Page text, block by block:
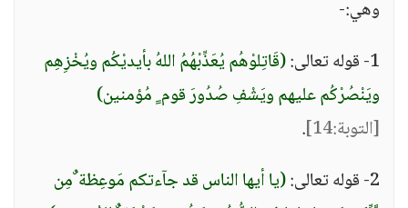
وهي:-
1- قوله تعالى:
(قَاتِلوْهُم يُعَذِّبْهُمُ اللهُ بأيديْكُم ويُخْزِهِم
ويَنْصُرْكُم عليهم ويَشْفِ صُدُورَ قوم ٍ مُؤمنين)
[التوبة:14]
.
2- قوله تعالى:
(يا أيها الناس قد جآءتكم مَوعِظة ٌمِن